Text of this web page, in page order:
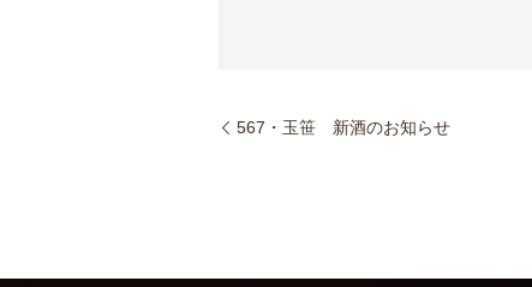
567・玉笹 新酒のお知らせ